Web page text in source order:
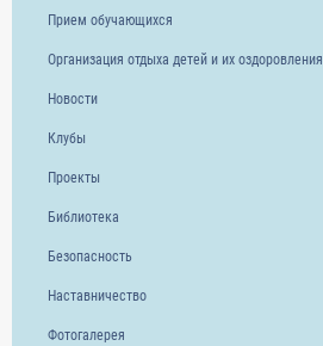
Прием обучающихся
Организация отдыха детей и их оздоровления
Новости
Клубы
Проекты
Библиотека
Безопасность
Наставничество
Фотогалерея